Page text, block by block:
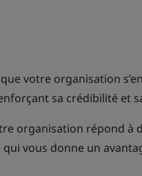
votre organisation
sa crédibilité et
organisation répond à
vous donne un